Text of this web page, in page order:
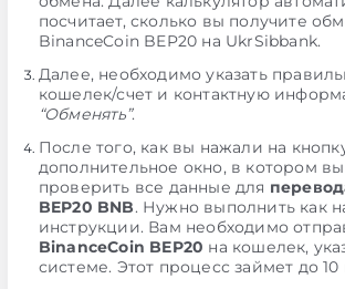
посчитает, сколько вы получите
BinanceCoin BEP20 на UkrSibbank.
Далее, необходимо указать
кошелек/счет и контактную
“Обменять”.
После того, как вы нажали на
дополнительное окно, в котором
проверить все данные для
BEP20 BNB. Нужно выполнить как
инструкции. Вам необходимо
BinanceCoin BEP20 на кошелек,
системе. Этот процесс займет до 10